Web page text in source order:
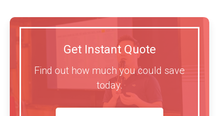
Get Instant Quote
Find out how much you could save
today.